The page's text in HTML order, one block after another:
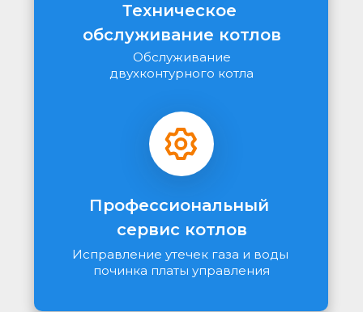
Техническое
обслуживание котлов
Профессиональный
сервис котлов
Обслуживание
двухконтурного котла
Исправление утечек газа и воды
починка платы управления